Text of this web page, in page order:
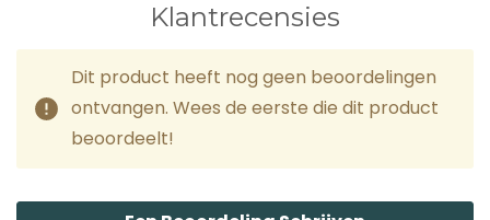
Klantrecensies
Dit product heeft nog geen beoordelingen
ontvangen. Wees de eerste die dit product
beoordeelt!